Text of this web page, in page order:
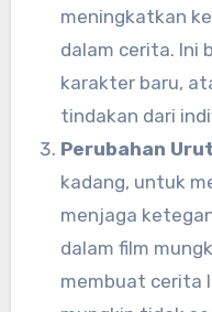
meningkatkan
dalam cerita. Ini
karakter baru,
tindakan dari
Perubahan
kadang, untuk
menjaga
dalam film
membuat cerita